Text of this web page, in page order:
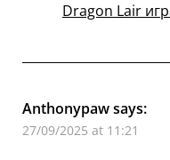
Dragon Lair
Anthonypawsays:
27/09/2025 at 11:21